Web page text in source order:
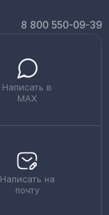
8 800 550-09-39
Написать в
MAX
Написать на
почту